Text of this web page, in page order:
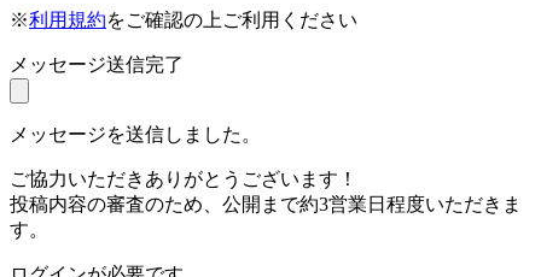
※利用規約をご確認の上ご利用ください
メッセージ送信完了
メッセージを送信しました。
ご協力いただきありがとうございます！
投稿内容の審査のため、公開まで約3営業日程度いただきま
す。